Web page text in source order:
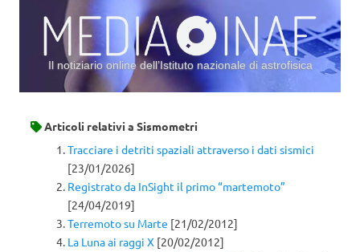
Il notiziario online dell’Istituto nazionale di astrofisica
Articoli relativi a Sismometri
Tracciare i detriti spaziali attraverso i dati sismici
[23/01/2026]
Registrato da InSight il primo “martemoto”
[24/04/2019]
Terremoto su Marte [21/02/2012]
La Luna ai raggi X [20/02/2012]